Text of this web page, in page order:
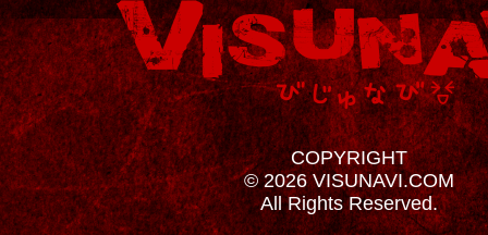
COPYRIGHT
© 2026 VISUNAVI.COM
All Rights Reserved.